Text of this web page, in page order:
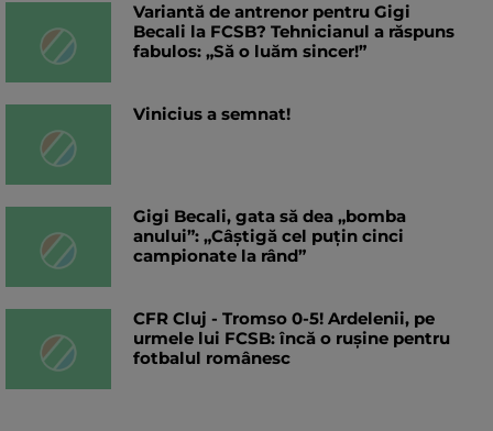
Variantă de antrenor pentru Gigi
Becali la FCSB? Tehnicianul a răspuns
fabulos: „Să o luăm sincer!”
Vinicius a semnat!
Gigi Becali, gata să dea „bomba
anului”: „Câștigă cel puțin cinci
campionate la rând”
CFR Cluj - Tromso 0-5! Ardelenii, pe
urmele lui FCSB: încă o rușine pentru
fotbalul românesc